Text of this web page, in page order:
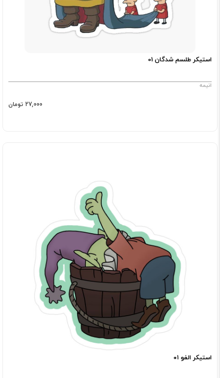
استیکر طلسم شدگان 01
انیمه
27,000 تومان
استیکر الفو ۰۱